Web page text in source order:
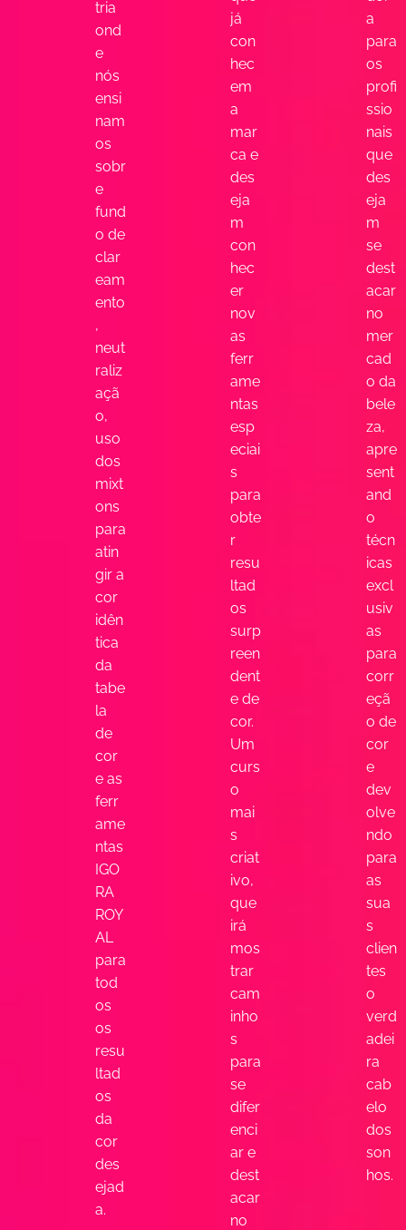
tria
ond
e
nós
ensi
nam
os
sobr
e
fund
o de
clar
eam
ento
,
neut
raliz
açã
o,
uso
dos
mixt
ons
para
atin
gir a
cor
idên
tica
da
tabe
la
de
cor
e as
ferr
ame
ntas
IGO
RA
ROY
AL
para
tod
os
os
resu
ltad
os
da
cor
des
ejad
a.
já
con
hec
em
a
mar
ca e
des
eja
m
con
hec
er
nov
as
ferr
ame
ntas
esp
eciai
s
para
obte
r
resu
ltad
os
surp
reen
dent
e de
cor.
Um
curs
o
mai
s
criat
ivo,
que
irá
mos
trar
cam
inho
s
para
se
difer
enci
ar e
dest
acar
no
a
para
os
profi
ssio
nais
que
des
eja
m
se
dest
acar
no
mer
cad
o da
bele
za,
apre
sent
and
o
técn
icas
excl
usiv
as
para
corr
eçã
o de
cor
e
dev
olve
ndo
para
as
sua
s
clien
tes
o
verd
adei
ra
cab
elo
dos
son
hos.